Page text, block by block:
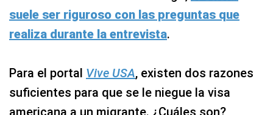
suele ser riguroso con las preguntas que
realiza durante la entrevista.
Para el portal Vive USA, existen dos razones
suficientes para que se le niegue la visa
americana a un migrante. ¿Cuáles son?